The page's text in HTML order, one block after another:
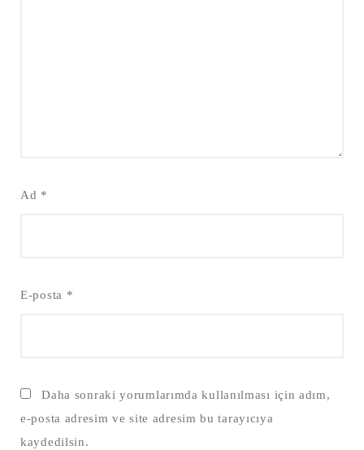
Ad *
E-posta *
Daha sonraki yorumlarımda kullanılması için adım,
e-posta adresim ve site adresim bu tarayıcıya
kaydedilsin.